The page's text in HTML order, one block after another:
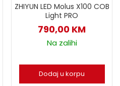
ZHIYUN LED Molus X100 COB
Light PRO
790,00 KM
Na zalihi
Dodaj u korpu